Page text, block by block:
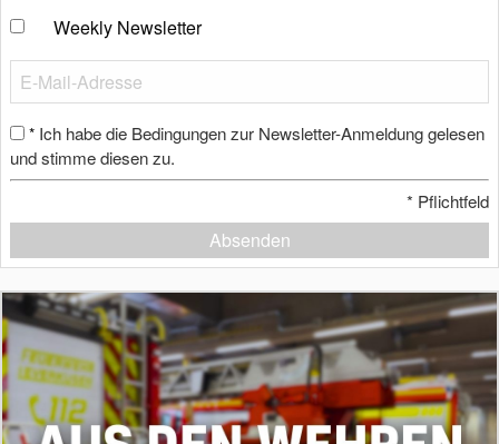
Weekly Newsletter
* Ich habe die Bedingungen zur Newsletter-Anmeldung gelesen
und stimme diesen zu.
* Pflichtfeld
Absenden